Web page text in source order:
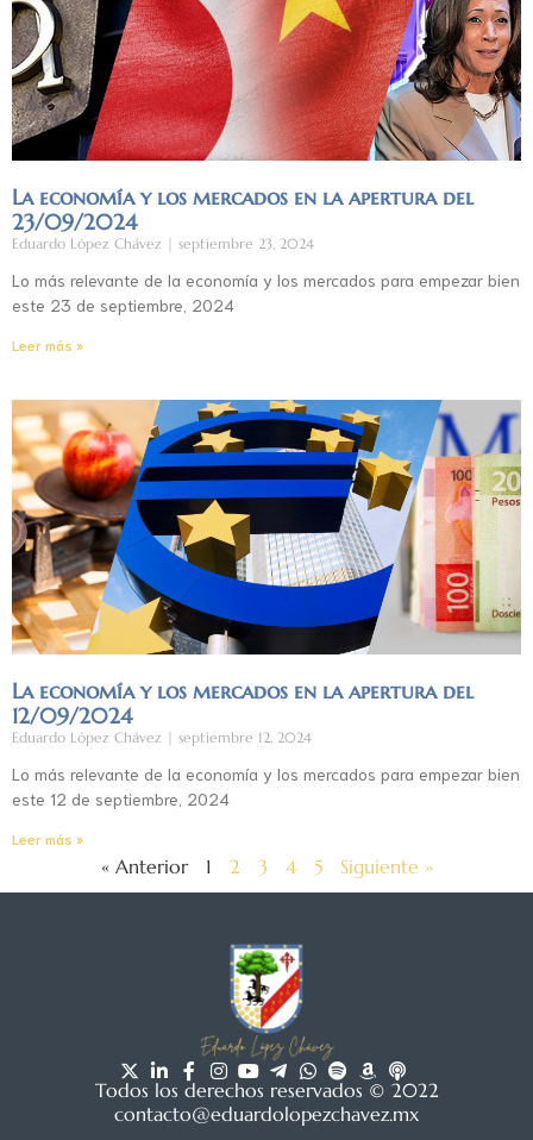
La economía y los mercados en la apertura del
23/09/2024
Eduardo López Chávez septiembre 23, 2024
Lo más relevante de la economía y los mercados para empezar bien
este 23 de septiembre, 2024
Leer más »
La economía y los mercados en la apertura del
12/09/2024
Eduardo López Chávez septiembre 12, 2024
Lo más relevante de la economía y los mercados para empezar bien
este 12 de septiembre, 2024
Leer más »
« Anterior 1 2 3 4 5 Siguiente »
Todos los derechos reservados © 2022
contacto@eduardolopezchavez.mx